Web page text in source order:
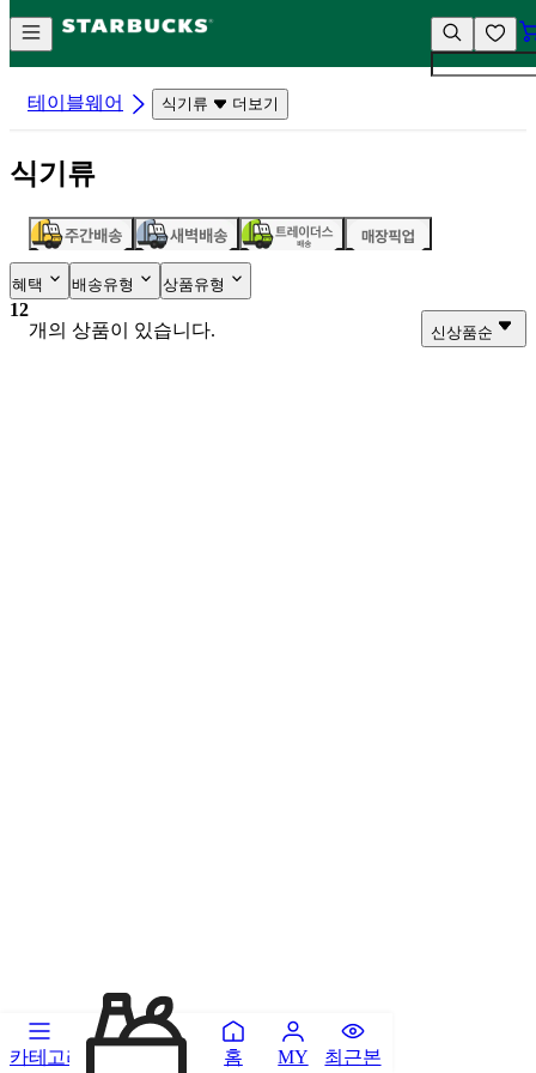
컨
텐
츠
기
앱
바
바
테이블웨어 식기류 더보기
식기류
혜택 배송유형 상품유형
12
개의 상품이 있습니다.
신상품순
카테고리 홈 MY 최근본